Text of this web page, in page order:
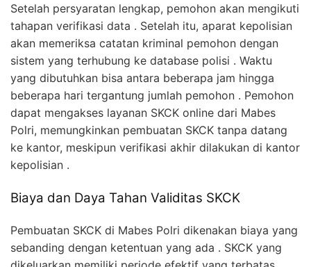
Setelah persyaratan lengkap, pemohon akan mengikuti
tahapan verifikasi data . Setelah itu, aparat kepolisian
akan memeriksa catatan kriminal pemohon dengan
sistem yang terhubung ke database polisi . Waktu
yang dibutuhkan bisa antara beberapa jam hingga
beberapa hari tergantung jumlah pemohon . Pemohon
dapat mengakses layanan SKCK online dari Mabes
Polri, memungkinkan pembuatan SKCK tanpa datang
ke kantor, meskipun verifikasi akhir dilakukan di kantor
kepolisian .
Biaya dan Daya Tahan Validitas SKCK
Pembuatan SKCK di Mabes Polri dikenakan biaya yang
sebanding dengan ketentuan yang ada . SKCK yang